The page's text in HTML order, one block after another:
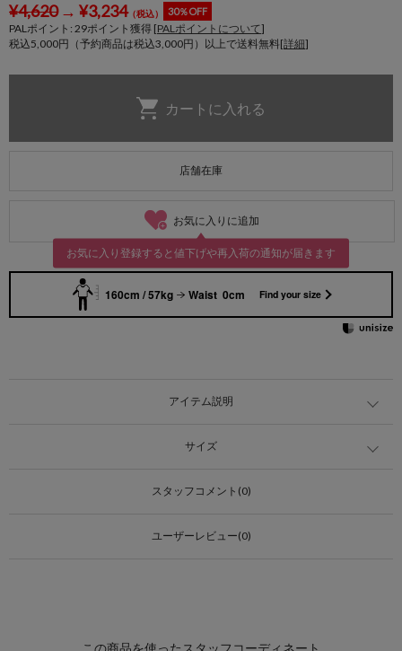
¥4,620→ ¥3,234（税込） 30％OFF
PALポイント: 29ポイント獲得 [PALポイントについて]
税込5,000円（予約商品は税込3,000円）以上で送料無料[詳細]
店舗在庫
お気に入りに追加
お気に入り登録すると値下げや再入荷の通知が届きます
160cm / 57kg Waist 0cm Find your size
アイテム説明
サイズ
スタッフコメント(0)
ユーザーレビュー(0)